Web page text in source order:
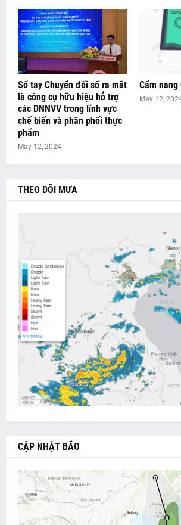
Sổ tay Chuyển đổi số ra mắt
là công cụ hữu hiệu hỗ trợ
các DNNVV trong lĩnh vực
chế biến và phân phối thực
phẩm
May 12, 2024
Cẩm
May 12,
THEO DÕI MƯA
CẬP NHẬT BÃO